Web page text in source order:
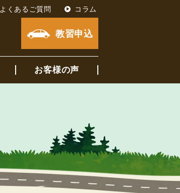
教習申込
よくあるご質問 コラム
お客様の声